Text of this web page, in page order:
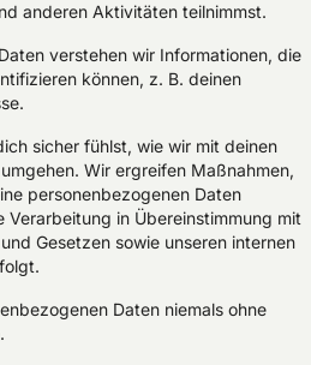
anderen Aktivitäten teilnimmst.
verstehen wir Informationen, die
können, z. B. deinen
sicher fühlst, wie wir mit deinen
Wir ergreifen Maßnahmen,
personenbezogenen Daten
in Übereinstimmung mit
Gesetzen sowie unseren internen
Daten niemals ohne